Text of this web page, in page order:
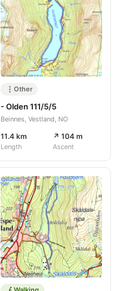
Other
- Olden 111/5/5
Beinnes, Vestland, NO
11.4 km
Length
↗ 104 m
Ascent